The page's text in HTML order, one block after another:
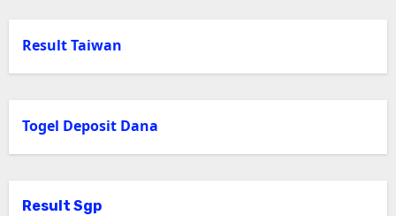
Result Taiwan
Togel Deposit Dana
Result Sgp